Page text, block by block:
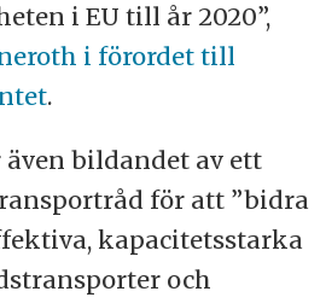
i EU till år 2020”,
i förordet till
.
bildandet av ett
för att ”bidra
kapacitetsstarka
och